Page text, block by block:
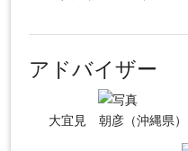
アドバイザー
大宜見 朝彦（沖縄県）